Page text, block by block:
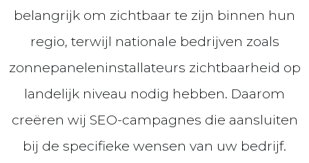
belangrijk om zichtbaar te zijn binnen hun
regio, terwijl nationale bedrijven zoals
zonnepaneleninstallateurs zichtbaarheid op
landelijk niveau nodig hebben. Daarom
creëren wij SEO-campagnes die aansluiten
bij de specifieke wensen van uw bedrijf.